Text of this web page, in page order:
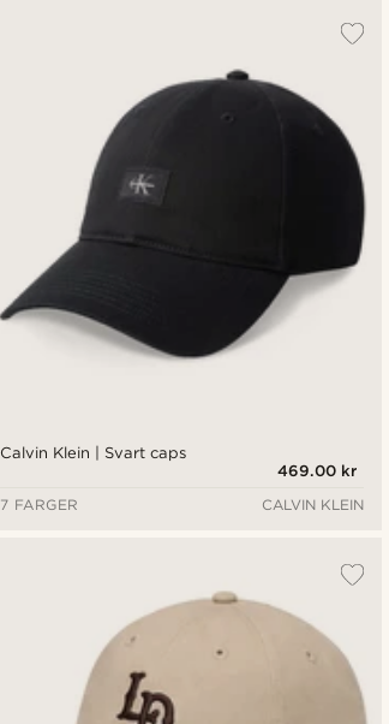
Calvin Klein | Svart caps
469.00 kr
7 FARGER
CALVIN KLEIN